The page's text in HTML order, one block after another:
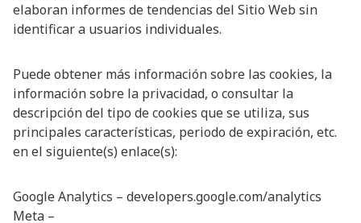
elaboran informes de tendencias del Sitio Web sin
identificar a usuarios individuales.
Puede obtener más información sobre las cookies, la
información sobre la privacidad, o consultar la
descripción del tipo de cookies que se utiliza, sus
principales características, periodo de expiración, etc.
en el siguiente(s) enlace(s):
Google Analytics – developers.google.com/analytics
Meta –